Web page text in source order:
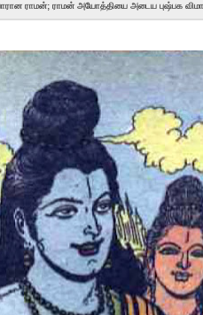
ராமன்; ராமன் அயோத்தியை அடைய புஷ்பக